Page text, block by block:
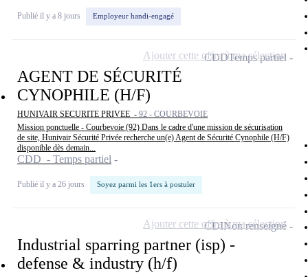
Publié il y a 8 jours Employeur handi-engagé
AGENT DE SÉCURITÉ
CYNOPHILE (H/F)
HUNIVAIR SECURITE PRIVEE - 92 - COURBEVOIE
Mission ponctuelle - Courbevoie (92) Dans le cadre d'une mission de sécurisation
de site, Hunivair Sécurité Privée recherche un(e) Agent de Sécurité Cynophile (H/F)
disponible dès demain...
CDD - Temps partiel
Publié il y a 26 jours Soyez parmi les 1ers à postuler
CDDTemps partiel
Ajouter cette offre à ma sélection
Industrial sparring partner (isp) -
defense & industry (h/f)
CDINon renseigné
Ajouter cette offre à ma sélection